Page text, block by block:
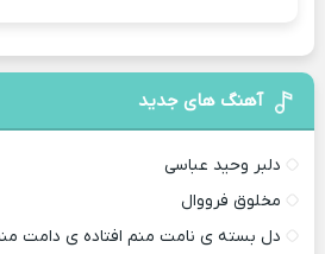
آهنگ های جدید
دلبر وحید عباسی
مخلوق فرووال
دل بسته ی نامت منم افتاده ی دامت